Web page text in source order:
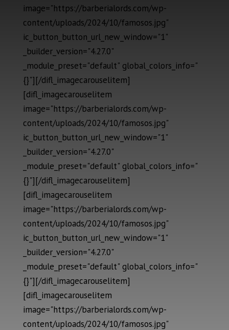
image="https://barberialords.com/wp-
content/uploads/2024/10/famosos.jpg"
ic_button_button_url_new_window="1"
_builder_version="4.27.0"
_module_preset="default" global_colors_info="
{}"][/difl_imagecarouselitem]
[difl_imagecarouselitem
image="https://barberialords.com/wp-
content/uploads/2024/10/famosos.jpg"
ic_button_button_url_new_window="1"
_builder_version="4.27.0"
_module_preset="default" global_colors_info="
{}"][/difl_imagecarouselitem]
[difl_imagecarouselitem
image="https://barberialords.com/wp-
content/uploads/2024/10/famosos.jpg"
ic_button_button_url_new_window="1"
_builder_version="4.27.0"
_module_preset="default" global_colors_info="
{}"][/difl_imagecarouselitem]
[difl_imagecarouselitem
image="https://barberialords.com/wp-
content/uploads/2024/10/famosos.jpg"